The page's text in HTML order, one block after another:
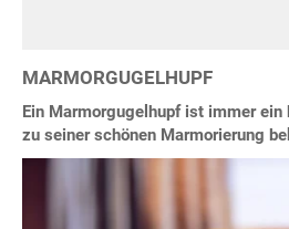
MARMORGUGELHUPF
Ein Marmorgugelhupf ist immer
zu seiner schönen Marmorierung